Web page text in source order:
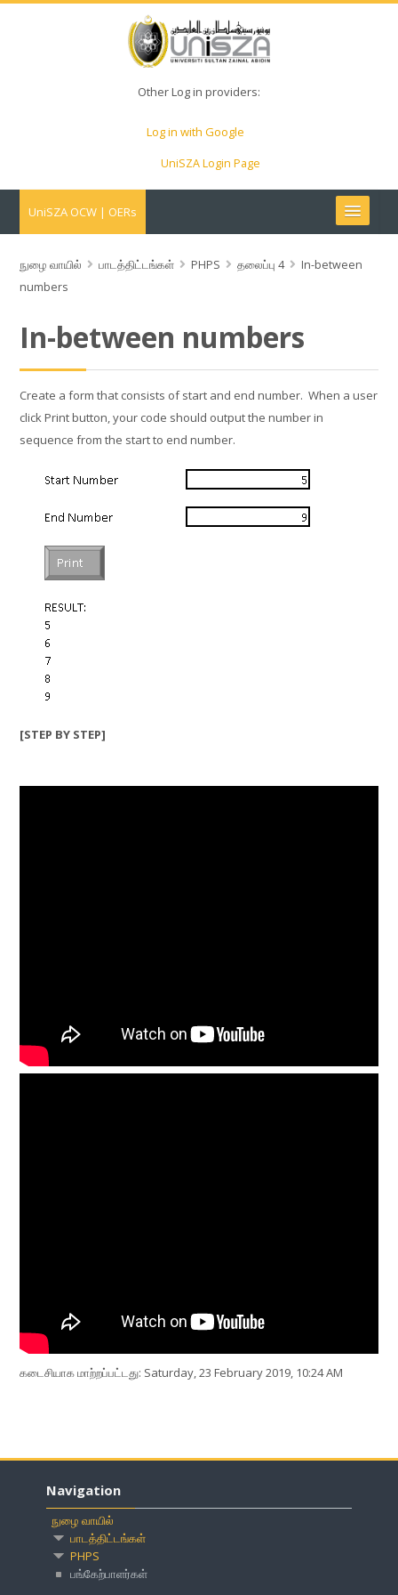
Other Log in providers:
Log in with Google
UniSZA Login Page
UniSZA OCW | OERs
My Courses
e-Learning Website
UniSZA Website
Tamil ‎(ta)‎
பாடத்திட்டத்தைத்
நுழை வாயில் பாடத்திட்டங்கள் PHPS தலைப்பு 4
In-between
numbers
In-between numbers
Create a form that consists of start and end number. When a user
click Print button, your code should output the number in
sequence from the start to end number.
[STEP BY STEP]
கடைசியாக மாற்றப்பட்டது: Saturday, 23 February 2019, 10:24 AM
Navigation
நுழை வாயில்
பாடத்திட்டங்கள்
PHPS
பங்கேற்பாளர்கள்